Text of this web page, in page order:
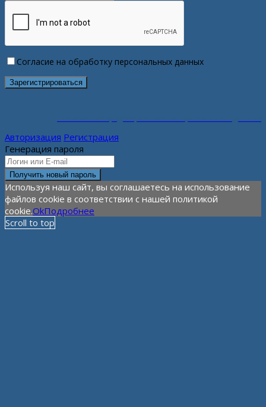
Согласие на обработку персональных данных
Авторизация Регистрация
Генерация пароля
Используя наш сайт, вы соглашаетесь на использование
файлов cookie в соответствии с нашей политикой
cookie.OkПодробнее
Scroll to top